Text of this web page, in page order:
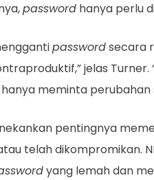
password hanya perlu
passwordsecara
jelas
meminta perubahan
pentingnya
telah dikompromikan.
yang lemah dan